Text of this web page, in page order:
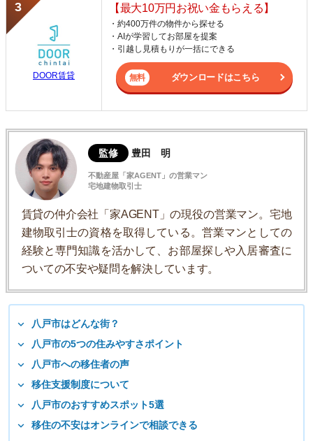
DOOR賃貸
【最大10万円お祝い金もらえる】
・約400万件の物件から探せる
・AIが学習してお部屋を提案
・引越し見積もりが一括にできる
ダウンロードはこちら
監修 豊田 明
不動産屋「家AGENT」の営業マン
宅地建物取引士
賃貸の仲介会社「家AGENT」の現役の営業マン。宅地
建物取引士の資格を取得している。営業マンとしての
経験と専門知識を活かして、お部屋探しや入居審査に
ついての不安や疑問を解決しています。
八戸市はどんな街？
八戸市の5つの住みやすさポイント
八戸市への移住者の声
移住支援制度について
八戸市のおすすめスポット5選
移住の不安はオンラインで相談できる